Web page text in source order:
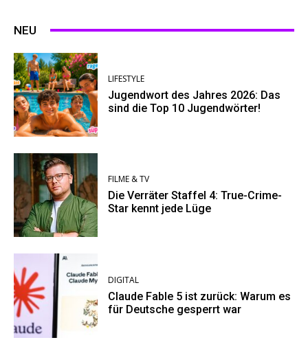
NEU
LIFESTYLE
Jugendwort des Jahres 2026: Das
sind die Top 10 Jugendwörter!
FILME & TV
Die Verräter Staffel 4: True-Crime-
Star kennt jede Lüge
DIGITAL
Claude Fable 5 ist zurück: Warum es
für Deutsche gesperrt war